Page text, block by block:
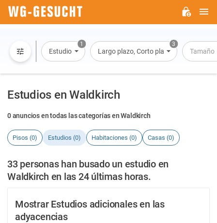
1
Estudio
3
Largo plazo, Corto plazo, Alquiler por
Tamaño
Estudios en Waldkirch
0 anuncios en todas las categorías en Waldkirch
Pisos (0) Estudios (0) Habitaciones (0) Casas (0)
33 personas han busado un estudio en
Waldkirch en las 24 últimas horas.
Mostrar Estudios adicionales en las
adyacencias